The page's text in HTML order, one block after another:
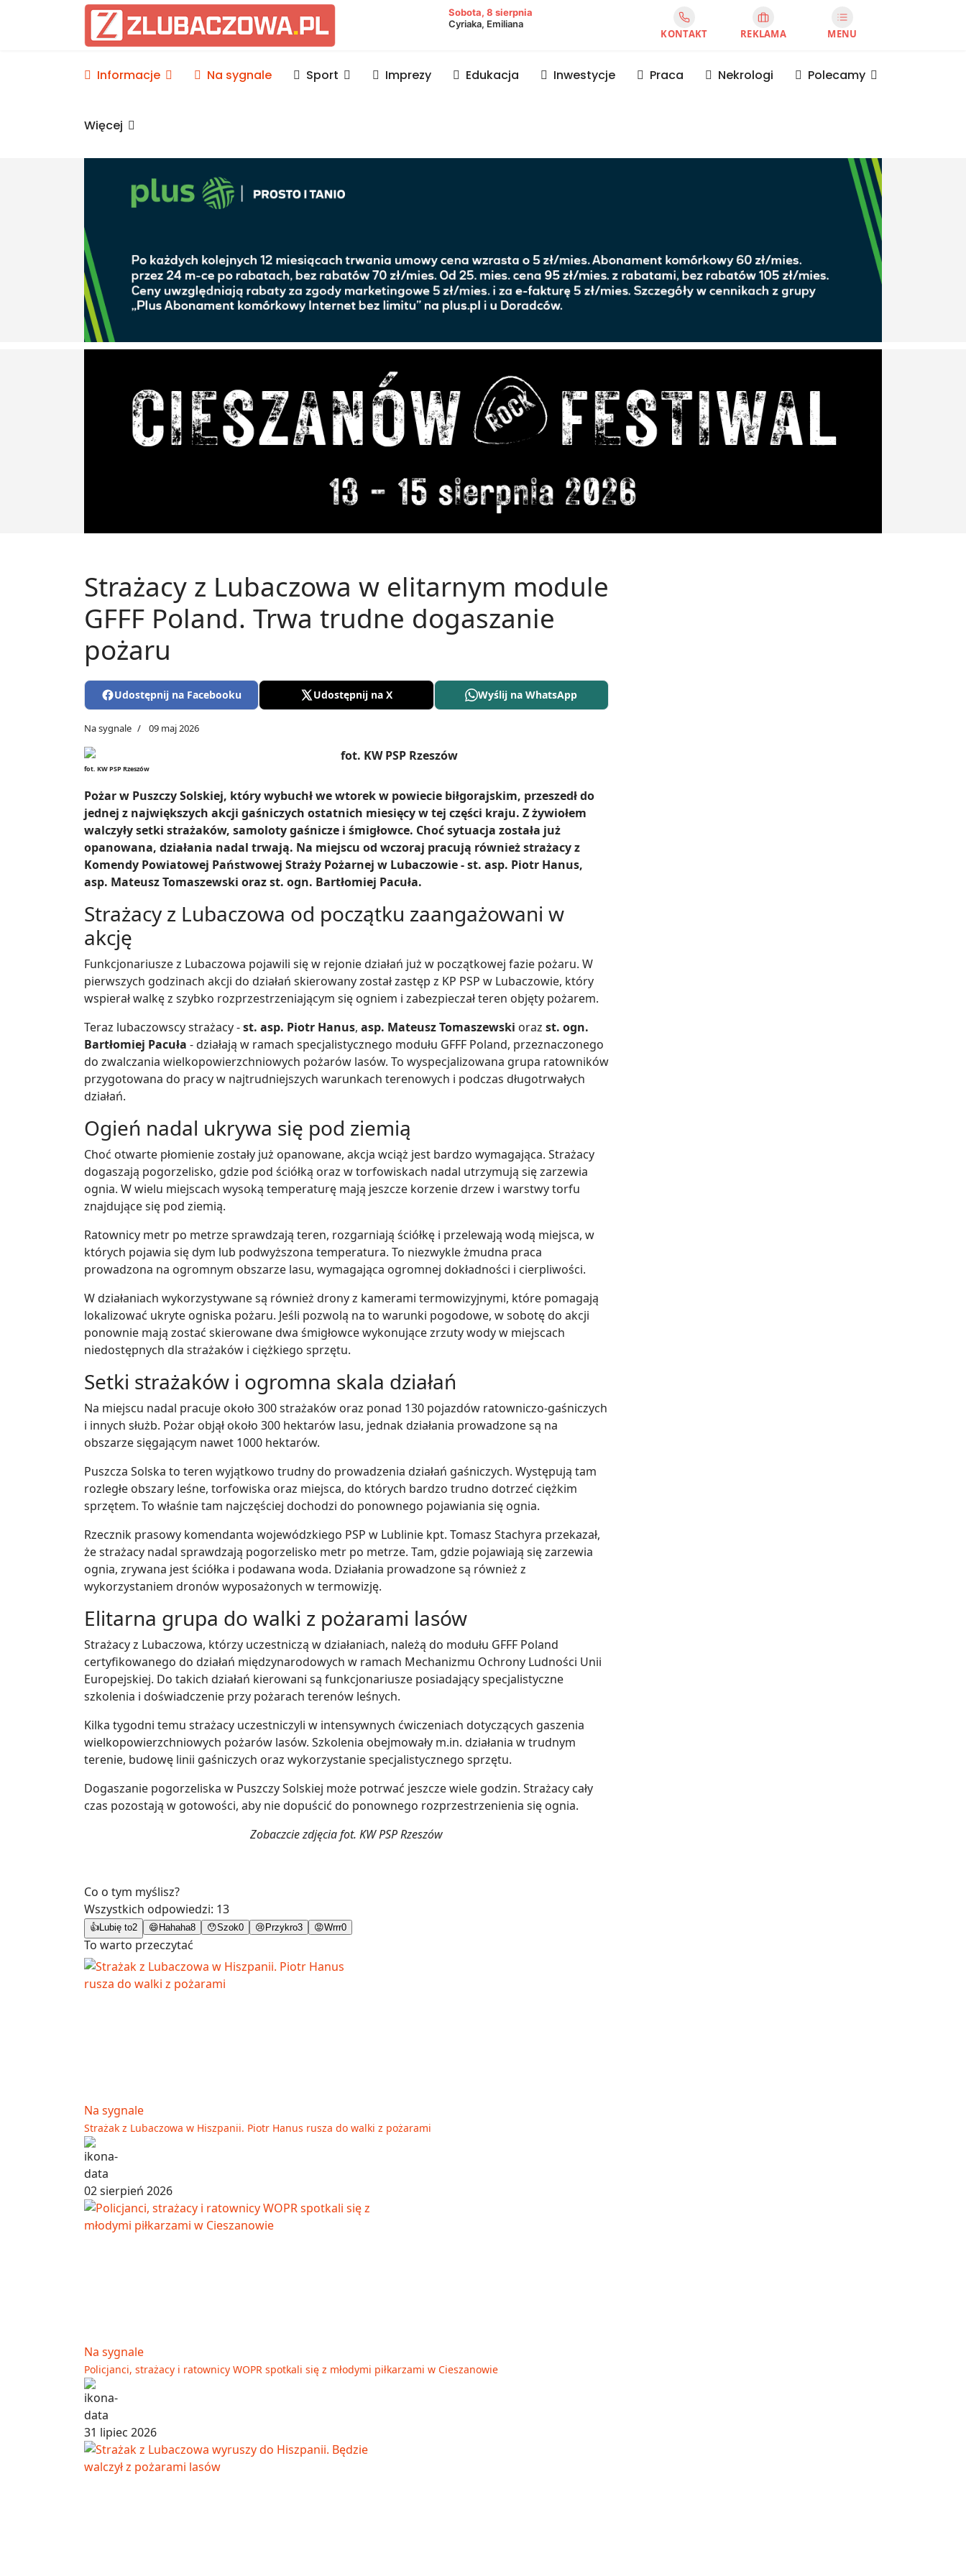
Informacje Lubaczów, powiat lubaczowski
Sobota, 8 sierpnia
Cyriaka, Emiliana
KONTAKT REKLAMA MENU
Informacje Na sygnale Sport Imprezy Edukacja Inwestycje Praca Nekrologi Polecamy
Więcej
Strażacy z Lubaczowa w elitarnym module
GFFF Poland. Trwa trudne dogaszanie
pożaru
Udostępnij na Facebooku Udostępnij na X Wyślij na WhatsApp
Na sygnale 09 maj 2026
fot. KW PSP Rzeszów
Pożar w Puszczy Solskiej, który wybuchł we wtorek w powiecie biłgorajskim, przeszedł do
jednej z największych akcji gaśniczych ostatnich miesięcy w tej części kraju. Z żywiołem
walczyły setki strażaków, samoloty gaśnicze i śmigłowce. Choć sytuacja została już
opanowana, działania nadal trwają. Na miejscu od wczoraj pracują również strażacy z
Komendy Powiatowej Państwowej Straży Pożarnej w Lubaczowie - st. asp. Piotr Hanus,
asp. Mateusz Tomaszewski oraz st. ogn. Bartłomiej Pacuła.
Strażacy z Lubaczowa od początku zaangażowani w
akcję
Funkcjonariusze z Lubaczowa pojawili się w rejonie działań już w początkowej fazie pożaru. W
pierwszych godzinach akcji do działań skierowany został zastęp z KP PSP w Lubaczowie, który
wspierał walkę z szybko rozprzestrzeniającym się ogniem i zabezpieczał teren objęty pożarem.
Teraz lubaczowscy strażacy -st. asp. Piotr Hanus, asp. Mateusz Tomaszewski oraz st. ogn.
Bartłomiej Pacuła - działają w ramach specjalistycznego modułu GFFF Poland, przeznaczonego
do zwalczania wielkopowierzchniowych pożarów lasów. To wyspecjalizowana grupa ratowników
przygotowana do pracy w najtrudniejszych warunkach terenowych i podczas długotrwałych
działań.
Ogień nadal ukrywa się pod ziemią
Choć otwarte płomienie zostały już opanowane, akcja wciąż jest bardzo wymagająca. Strażacy
dogaszają pogorzelisko, gdzie pod ściółką oraz w torfowiskach nadal utrzymują się zarzewia
ognia. W wielu miejscach wysoką temperaturę mają jeszcze korzenie drzew i warstwy torfu
znajdujące się pod ziemią.
Ratownicy metr po metrze sprawdzają teren, rozgarniają ściółkę i przelewają wodą miejsca, w
których pojawia się dym lub podwyższona temperatura. To niezwykle żmudna praca
prowadzona na ogromnym obszarze lasu, wymagająca ogromnej dokładności i cierpliwości.
W działaniach wykorzystywane są również drony z kamerami termowizyjnymi, które pomagają
lokalizować ukryte ogniska pożaru. Jeśli pozwolą na to warunki pogodowe, w sobotę do akcji
ponownie mają zostać skierowane dwa śmigłowce wykonujące zrzuty wody w miejscach
niedostępnych dla strażaków i ciężkiego sprzętu.
Setki strażaków i ogromna skala działań
Na miejscu nadal pracuje około 300 strażaków oraz ponad 130 pojazdów ratowniczo-gaśniczych
i innych służb. Pożar objął około 300 hektarów lasu, jednak działania prowadzone są na
obszarze sięgającym nawet 1000 hektarów.
Puszcza Solska to teren wyjątkowo trudny do prowadzenia działań gaśniczych. Występują tam
rozległe obszary leśne, torfowiska oraz miejsca, do których bardzo trudno dotrzeć ciężkim
sprzętem. To właśnie tam najczęściej dochodzi do ponownego pojawiania się ognia.
Rzecznik prasowy komendanta wojewódzkiego PSP w Lublinie kpt. Tomasz Stachyra przekazał,
że strażacy nadal sprawdzają pogorzelisko metr po metrze. Tam, gdzie pojawiają się zarzewia
ognia, zrywana jest ściółka i podawana woda. Działania prowadzone są również z
wykorzystaniem dronów wyposażonych w termowizję.
Elitarna grupa do walki z pożarami lasów
Strażacy z Lubaczowa, którzy uczestniczą w działaniach, należą do modułu GFFF Poland
certyfikowanego do działań międzynarodowych w ramach Mechanizmu Ochrony Ludności Unii
Europejskiej. Do takich działań kierowani są funkcjonariusze posiadający specjalistyczne
szkolenia i doświadczenie przy pożarach terenów leśnych.
Kilka tygodni temu strażacy uczestniczyli w intensywnych ćwiczeniach dotyczących gaszenia
wielkopowierzchniowych pożarów lasów. Szkolenia obejmowały m.in. działania w trudnym
terenie, budowę linii gaśniczych oraz wykorzystanie specjalistycznego sprzętu.
Dogaszanie pogorzeliska w Puszczy Solskiej może potrwać jeszcze wiele godzin. Strażacy cały
czas pozostają w gotowości, aby nie dopuścić do ponownego rozprzestrzenienia się ognia.
Zobaczcie zdjęcia fot. KW PSP Rzeszów
Co o tym myślisz?
Wszystkich odpowiedzi: 13
👍Lubię to2 😄 Hahaha8 😯Szok0 😢 Przykro3 😡Wrrr0
To warto przeczytać
Na sygnale
Strażak z Lubaczowa w Hiszpanii. Piotr Hanus rusza do walki z pożarami
02 sierpień 2026
Na sygnale
Policjanci, strażacy i ratownicy WOPR spotkali się z młodymi piłkarzami w Cieszanowie
31 lipiec 2026